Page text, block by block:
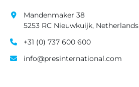
Mandenmaker 38
5253 RC Nieuwkuijk, Netherlands
+31 (0) 737 600 600
info@presinternational.com